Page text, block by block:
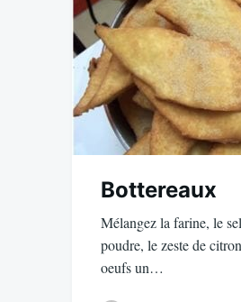
Bottereaux
Mélangez la farine, le
poudre, le zeste de
oeufs un…